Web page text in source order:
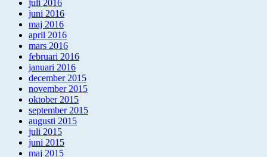
juli 2016
juni 2016
maj 2016
april 2016
mars 2016
februari 2016
januari 2016
december 2015
november 2015
oktober 2015
september 2015
augusti 2015
juli 2015
juni 2015
maj 2015